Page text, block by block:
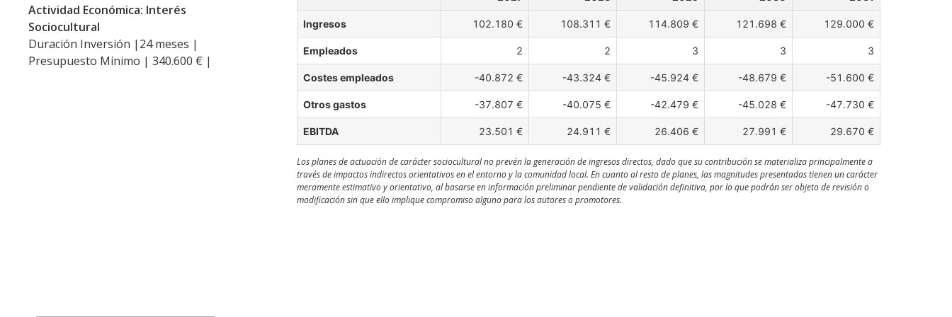
Actividad Económica: Interés
Sociocultural
Duración Inversión |24 meses |
Presupuesto Mínimo | 340.600 € |
Ingresos 102.180 € 108.311 € 114.809 € 121.698 € 129.000 €
Empleados 2 2 3 3 3
Costes empleados -40.872 € -43.324 € -45.924 € -48.679 € -51.600 €
Otros gastos -37.807 € -40.075 € -42.479 € -45.028 € -47.730 €
EBITDA 23.501 € 24.911 € 26.406 € 27.991 € 29.670 €
Los planes de actuación de carácter sociocultural no prevén la generación de ingresos directos, dado que su contribución se materializa principalmente a
través de impactos indirectos orientativos en el entorno y la comunidad local. En cuanto al resto de planes, las magnitudes presentadas tienen un carácter
meramente estimativo y orientativo, al basarse en información preliminar pendiente de validación definitiva, por lo que podrán ser objeto de revisión o
modificación sin que ello implique compromiso alguno para los autores o promotores.